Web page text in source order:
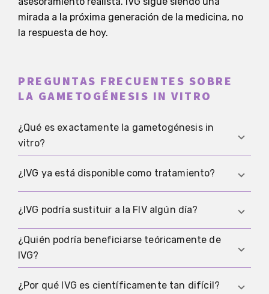
mirada a la próxima generación de la medicina, no
la respuesta de hoy.
PREGUNTAS FRECUENTES SOBRE
LA GAMETOGÉNESIS IN VITRO
¿Qué es exactamente la gametogénesis in
vitro?
IVG es la investigación que intenta crear óvulos o
células del cuerpo reprogramadas en el
¿IVG ya está disponible como tratamiento?
No. Hoy por hoy, IVG no es un procedimiento
investigación activo. Quien necesita tratamiento
ahora sigue recurriendo más bien a opciones
consolidadas comoFIVoICSI.
¿IVG podría sustituir a la FIV algún día?
Eso aún está abierto. Aunque IVG llegue a ser útil
algún día, no está claro que vaya a sustituir a
¿Quién podría beneficiarse teóricamente de
IVG?
Se suele hablar de personas sin células
¿Por qué IVG es científicamente tan difícil?